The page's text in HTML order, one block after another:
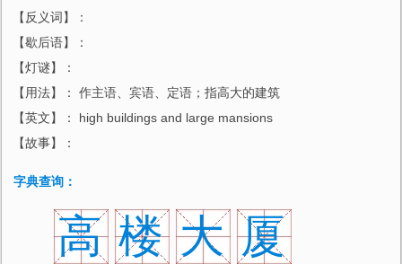
【反义词】：
【歇后语】：
【灯谜】：
【用法】： 作主语、宾语、定语；指高大的建筑
【英文】： high buildings and large mansions
【故事】：
字典查询：
高 楼 大 厦